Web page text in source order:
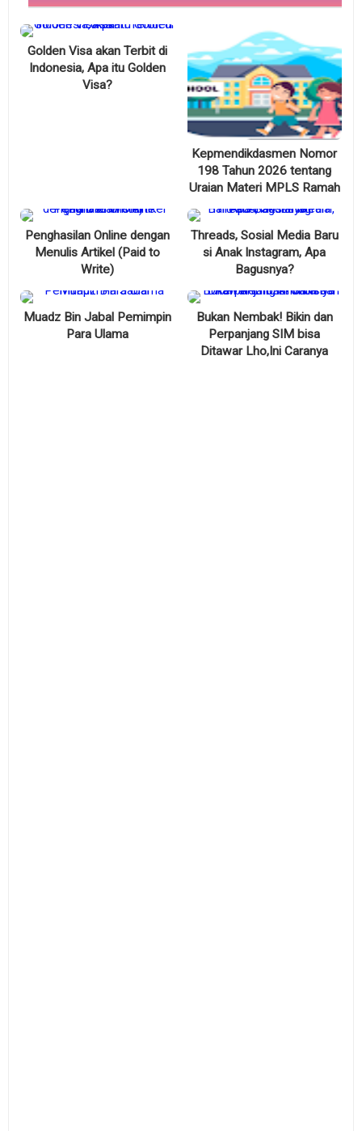
Golden Visa akan Terbit di
Indonesia, Apa itu Golden
Visa?
Kepmendikdasmen Nomor
198 Tahun 2026 tentang
Uraian Materi MPLS Ramah
Penghasilan Online dengan
Menulis Artikel (Paid to
Write)
Threads, Sosial Media Baru
si Anak Instagram, Apa
Bagusnya?
Muadz Bin Jabal Pemimpin
Para Ulama
Bukan Nembak! Bikin dan
Perpanjang SIM bisa
Ditawar Lho,Ini Caranya